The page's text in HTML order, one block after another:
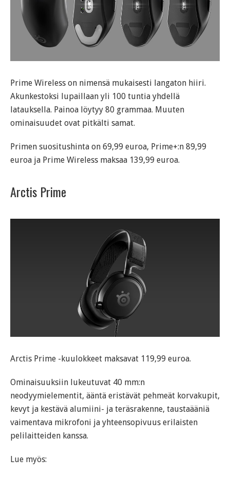
Prime Wireless on nimensä mukaisesti langaton hiiri.
Akunkestoksi lupaillaan yli 100 tuntia yhdellä
latauksella. Painoa löytyy 80 grammaa. Muuten
ominaisuudet ovat pitkälti samat.
Primen suositushinta on 69,99 euroa, Prime+:n 89,99
euroa ja Prime Wireless maksaa 139,99 euroa.
Arctis Prime
Arctis Prime -kuulokkeet maksavat 119,99 euroa.
Ominaisuuksiin lukeutuvat 40 mm:n
neodyymielementit, ääntä eristävät pehmeät korvakupit,
kevyt ja kestävä alumiini- ja teräsrakenne, taustaääniä
vaimentava mikrofoni ja yhteensopivuus erilaisten
pelilaitteiden kanssa.
Lue myös: